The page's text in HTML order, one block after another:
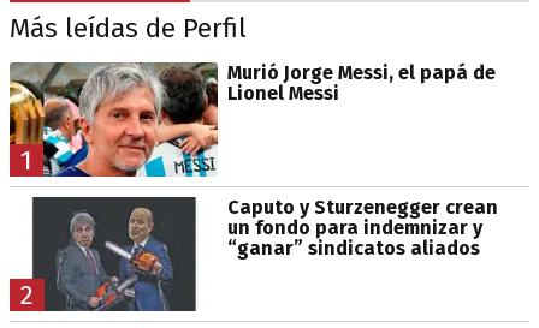
Más leídas de Perfil
1
Murió Jorge Messi, el papá de
Lionel Messi
2
Caputo y Sturzenegger crean
un fondo para indemnizar y
“ganar” sindicatos aliados